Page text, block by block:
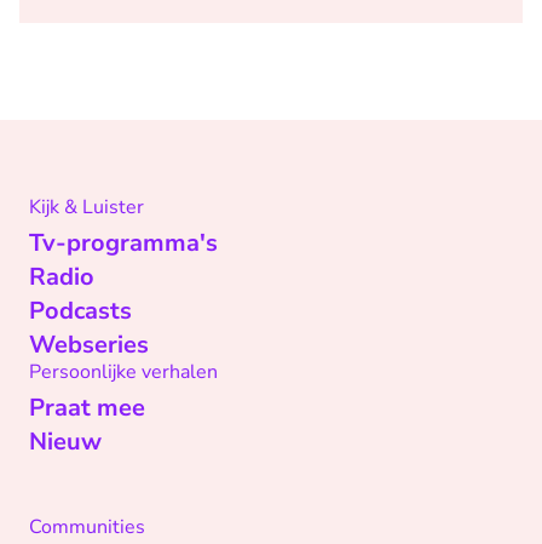
Kijk & Luister
Tv-programma's
Radio
Podcasts
Webseries
Persoonlijke verhalen
Praat mee
Nieuw
Communities